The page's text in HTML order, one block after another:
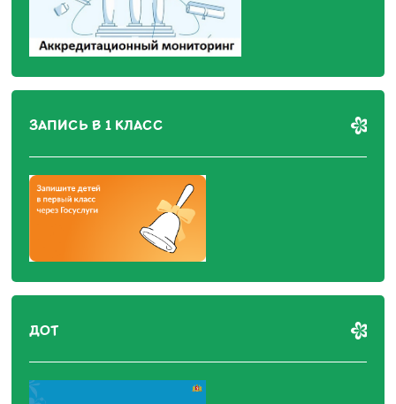
ЗАПИСЬ В 1 КЛАСС
ДОТ